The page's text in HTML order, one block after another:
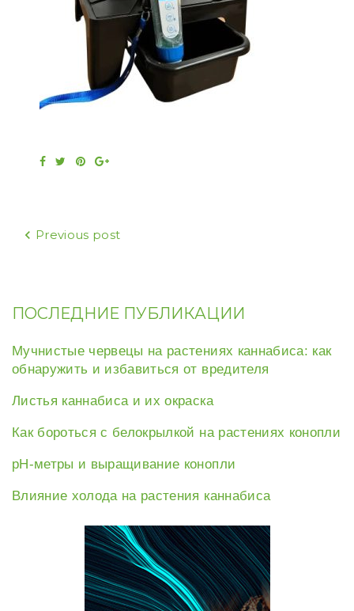
Facebook
TwitterPinterestGoogle+
Навигация
Previous post
ПОСЛЕДНИЕ ПУБЛИКАЦИИ
Мучнистые червецы на растениях каннабиса: как
обнаружить и избавиться от вредителя
Листья каннабиса и их окраска
Как бороться с белокрылкой на растениях конопли
рН-метры и выращивание конопли
Влияние холода на растения каннабиса